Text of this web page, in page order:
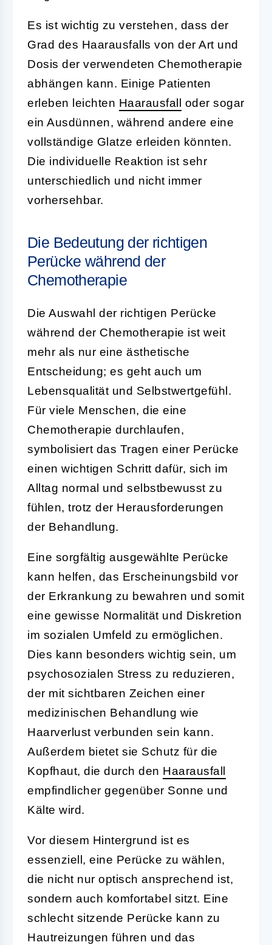
Es ist wichtig zu verstehen, dass der
Grad des Haarausfalls von der Art und
Dosis der verwendeten Chemotherapie
abhängen kann. Einige Patienten
erleben leichten Haarausfall
oder sogar
ein Ausdünnen, während andere eine
vollständige Glatze erleiden könnten.
Die individuelle Reaktion ist sehr
unterschiedlich und nicht immer
vorhersehbar.
Die Bedeutung der richtigen
Perücke während der
Chemotherapie
Die Auswahl der richtigen Perücke
während der Chemotherapie ist weit
mehr als nur eine ästhetische
Entscheidung; es geht auch um
Lebensqualität und Selbstwertgefühl.
Für viele Menschen, die eine
Chemotherapie durchlaufen,
symbolisiert das Tragen einer Perücke
einen wichtigen Schritt dafür, sich im
Alltag normal und selbstbewusst zu
fühlen, trotz der Herausforderungen
der Behandlung.
Eine sorgfältig ausgewählte Perücke
kann helfen, das Erscheinungsbild vor
der Erkrankung zu bewahren und somit
eine gewisse Normalität und Diskretion
im sozialen Umfeld zu ermöglichen.
Dies kann besonders wichtig sein, um
psychosozialen Stress zu reduzieren,
der mit sichtbaren Zeichen einer
medizinischen Behandlung wie
Haarverlust verbunden sein kann.
Außerdem bietet sie Schutz für die
Kopfhaut, die durch den Haarausfall
empfindlicher gegenüber Sonne und
Kälte wird.
Vor diesem Hintergrund ist es
essenziell, eine Perücke zu wählen,
die nicht nur optisch ansprechend ist,
sondern auch komfortabel sitzt. Eine
schlecht sitzende Perücke kann zu
Hautreizungen führen und das